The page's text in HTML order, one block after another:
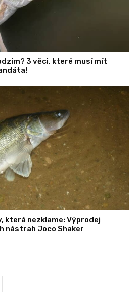
3 věci, které musí mít
která nezklame: Výprodej
nástrah Joco Shaker